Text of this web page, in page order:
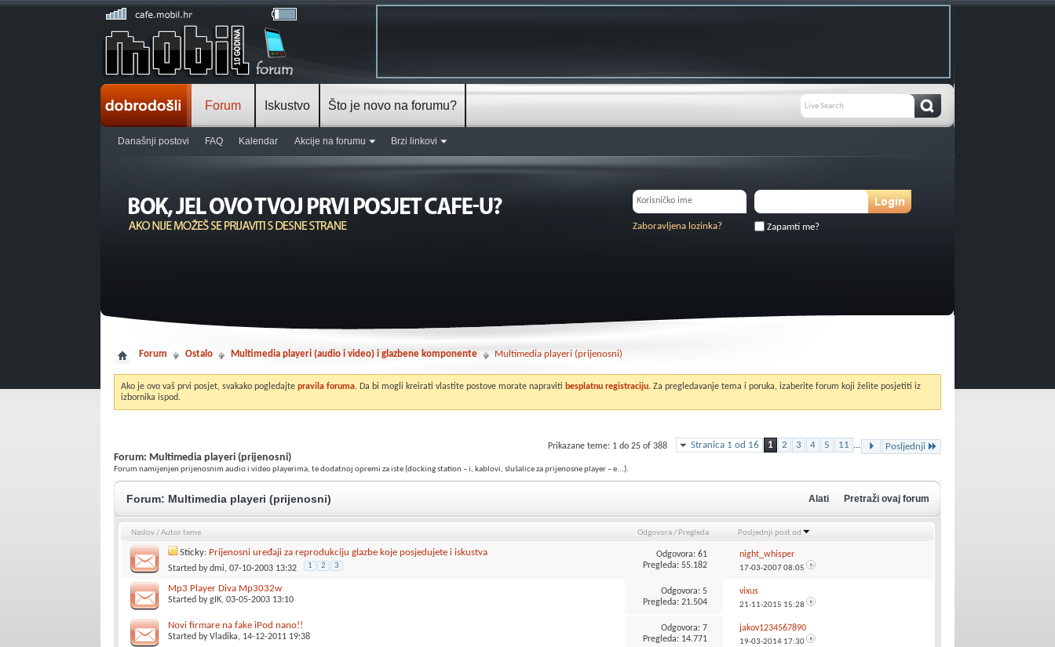
Forum
Današnji postovi FAQ Kalendar Akcije na forumu Brzi linkovi
Iskustvo Što je novo na forumu?
Zapamti me?
Zaboravljena lozinka?
Forum Ostalo Multimedia playeri (audio i video) i glazbene komponente Multimedia playeri (prijenosni)
Ako je ovo vaš prvi posjet, svakako pogledajte pravila foruma. Da bi mogli kreirati vlastite postove morate napraviti besplatnu registraciju. Za pregledavanje tema i poruka, izaberite forum koji želite posjetiti iz
izbornika ispod.
Stranica 1 od 16 1 2 3 4 5 11 ... Posljednji
Prikazane teme: 1 do 25 of 388
Forum: Multimedia playeri (prijenosni)
Forum namijenjen prijenosnim audio i video playerima, te dodatnoj opremi za iste (docking station – i, kablovi, slušalice za prijenosne player – e...).
Forum: Multimedia playeri (prijenosni) Alati Pretraži ovaj forum
Naslov/Autor teme Odgovora/ Pregleda Posljednji post od
Sticky: Prijenosni uređaji za reprodukciju glazbe koje posjedujete i iskustva
Started bydmi, 07-10-2003 13:32 1 2 3
Odgovora: 61
Pregleda: 55.182
night_whisper
17-03-200708:05
Mp3 Player Diva Mp3032w
Started bygIK, 03-05-2003 13:10
Odgovora: 5
Pregleda: 21.504
vixus
21-11-2015 15:28
Novi firmare na fake iPod nano!!
Started byVladika, 14-12-2011 19:38
Odgovora: 7
Pregleda: 14.771
jakov1234567890
19-03-2014 17:30